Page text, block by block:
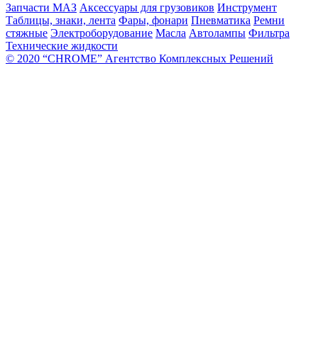
Запчасти МАЗ Аксессуары для грузовиков Инструмент
Таблицы, знаки, лента Фары, фонари Пневматика Ремни
стяжные Электроборудование Масла Автолампы Фильтра
Технические жидкости
© 2020 “CHROME” Агентство Комплексных Решений